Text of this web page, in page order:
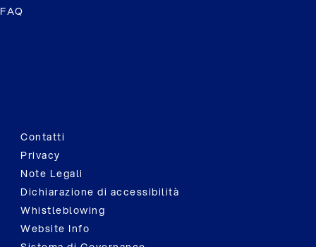
FAQ
Contatti
Privacy
Note Legali
Dichiarazione di accessibilità
Whistleblowing
Website Info